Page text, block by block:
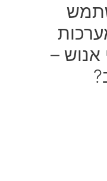
אנוש –